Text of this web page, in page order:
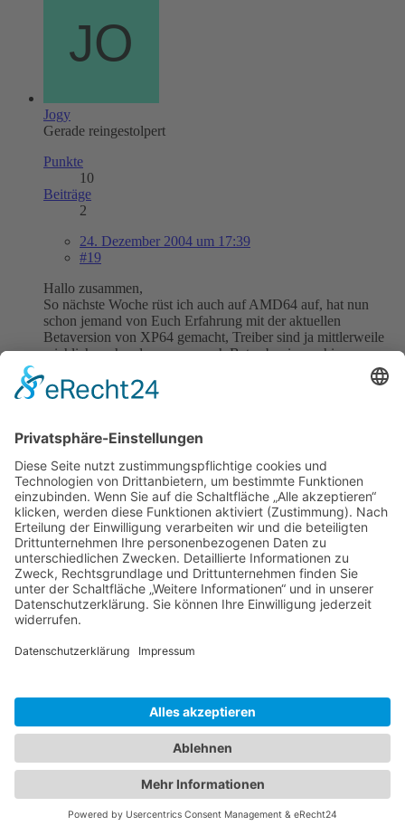
Jogy
Gerade reingestolpert
Punkte
10
Beiträge
2
24. Dezember 2004 um 17:39
#19
Hallo zusammen,
So nächste Woche rüst ich auch auf AMD64 auf, hat nun
schon jemand von Euch Erfahrung mit der aktuellen
Betaversion von XP64 gemacht, Treiber sind ja mittlerweile
reichlich vorhanden, wenn auch Beta aber immerhin.
on/upgrade.mspx
Wie finde ich die besten Fototapeten für mein
Zuhause?
Zaria 3. Juni 2026 um 13:04
Schlafstörungen
Zaria 3. Juni 2026 um 13:03
Ms word to PDF
28. Mai 2026 um 10:31
Künstliche Intelligenz in der